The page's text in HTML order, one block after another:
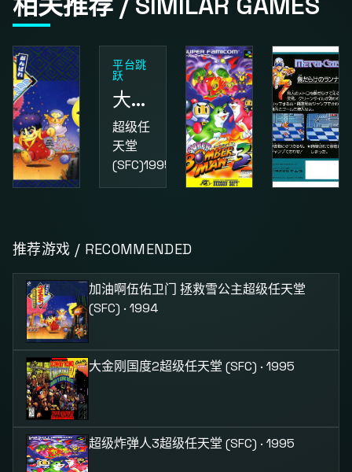
超级任
天堂
(SFC)1994
平台跳
跃
大金刚国度2
超级任
天堂
(SFC)1995
天堂
(SFC)1995
(FC)1987
推荐游戏 / RECOMMENDED
加油啊伍佑卫门 拯救雪公主超级任天堂
(SFC) · 1994
大金刚国度2超级任天堂 (SFC) · 1995
超级炸弹人3超级任天堂 (SFC) · 1995